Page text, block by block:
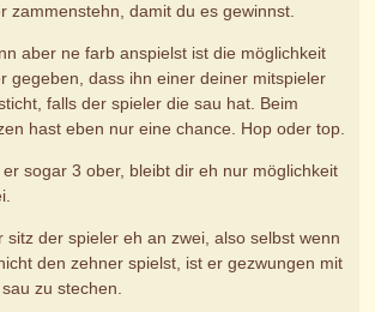
zammenstehn, damit du es gewinnst.
aber ne farb anspielst ist die möglichkeit
gegeben, dass ihn einer deiner mitspieler
falls der spieler die sau hat. Beim
hast eben nur eine chance. Hop oder top.
er sogar 3 ober, bleibt dir eh nur möglichkeit
sitz der spieler eh an zwei, also selbst wenn
den zehner spielst, ist er gezwungen mit
zu stechen.